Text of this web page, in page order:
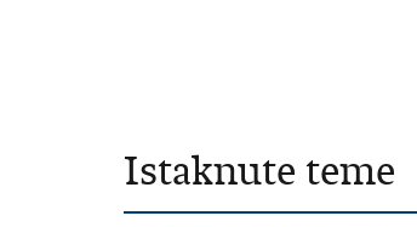
Istaknute teme